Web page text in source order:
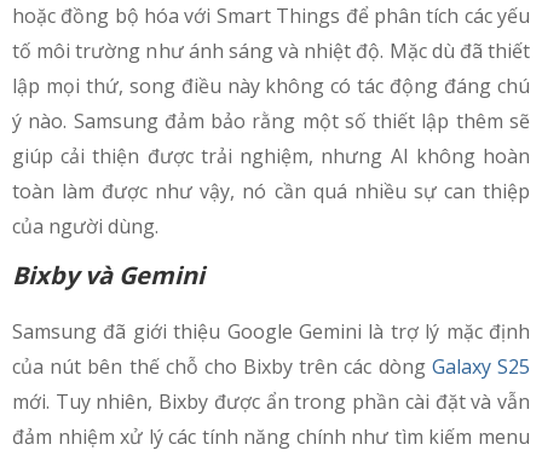
hoặc đồng bộ hóa với Smart Things để phân tích các yếu
tố môi trường như ánh sáng và nhiệt độ. Mặc dù đã thiết
lập mọi thứ, song điều này không có tác động đáng chú
ý nào. Samsung đảm bảo rằng một số thiết lập thêm sẽ
giúp cải thiện được trải nghiệm, nhưng AI không hoàn
toàn làm được như vậy, nó cần quá nhiều sự can thiệp
của người dùng.
Bixby và Gemini
Samsung đã giới thiệu Google Gemini là trợ lý mặc định
của nút bên thế chỗ cho Bixby trên các dòng Galaxy S25
mới. Tuy nhiên, Bixby được ẩn trong phần cài đặt và vẫn
đảm nhiệm xử lý các tính năng chính như tìm kiếm menu